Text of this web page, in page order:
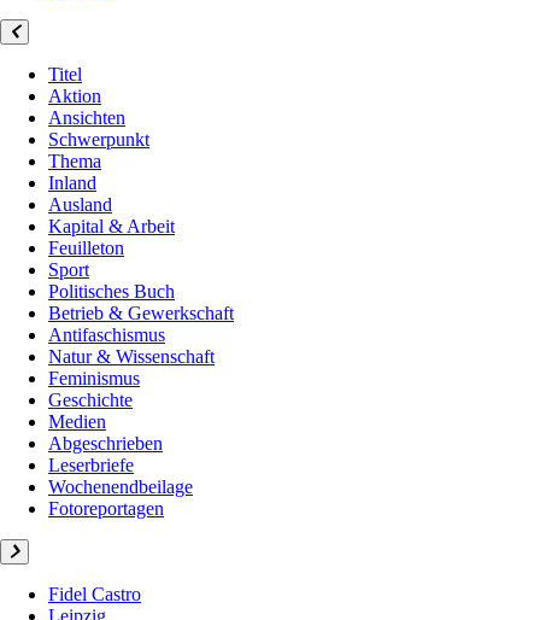
Titel
Aktion
Ansichten
Schwerpunkt
Thema
Inland
Ausland
Kapital & Arbeit
Feuilleton
Sport
Politisches Buch
Betrieb & Gewerkschaft
Antifaschismus
Natur & Wissenschaft
Feminismus
Geschichte
Medien
Abgeschrieben
Leserbriefe
Wochenendbeilage
Fotoreportagen
Fidel Castro
Leipzig